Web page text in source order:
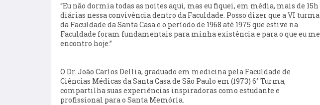
“Eu não dormia todas as noites aqui, mas eu fiquei, em média, mais de 15h
diárias nessaconvivênciadentro da Faculdade. Posso dizer que a VI turma
da Faculdade da Santa Casa e o período de 1968 até 1975 que estive na
Faculdade foram fundamentais para minhaexistência e para o que eu me
encontro hoje.”
O Dr. João Carlos Dellia, graduado em medicina pela Faculdade de
Ciências Médicas da Santa Casa de São Paulo em (1973) 6° Turma,
compartilha suas experiências inspiradoras como estudante e
profissional para o Santa Memória.